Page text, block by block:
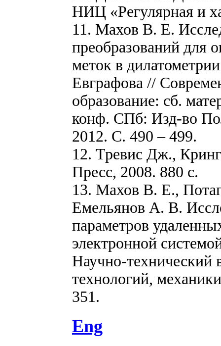
НИЦ «Регулярная и
11. Махов В. Е.
преобразований для
меток в
Евграфова //
образование: сб.
конф. СПб: Изд-во
2012. С. 490 – 499.
12. Тревис Дж.,
Пресс, 2008. 880 с.
13. Махов В. Е.,
Емельянов А. В.
параметров
электронной
Научно-
технологий,
351.
Eng